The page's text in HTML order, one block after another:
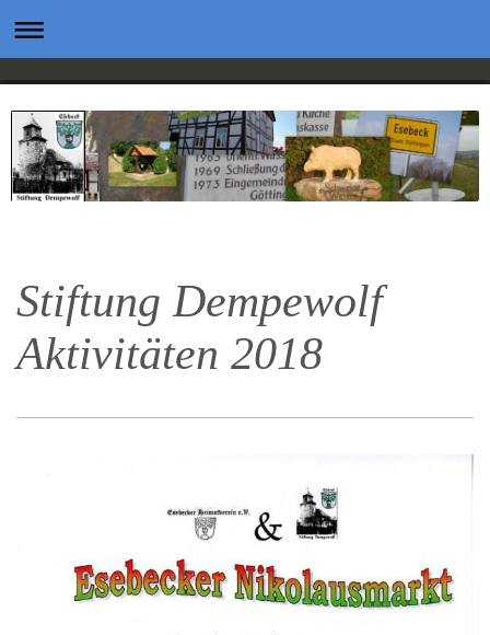
Stiftung Dempewolf
Aktivitäten 2018